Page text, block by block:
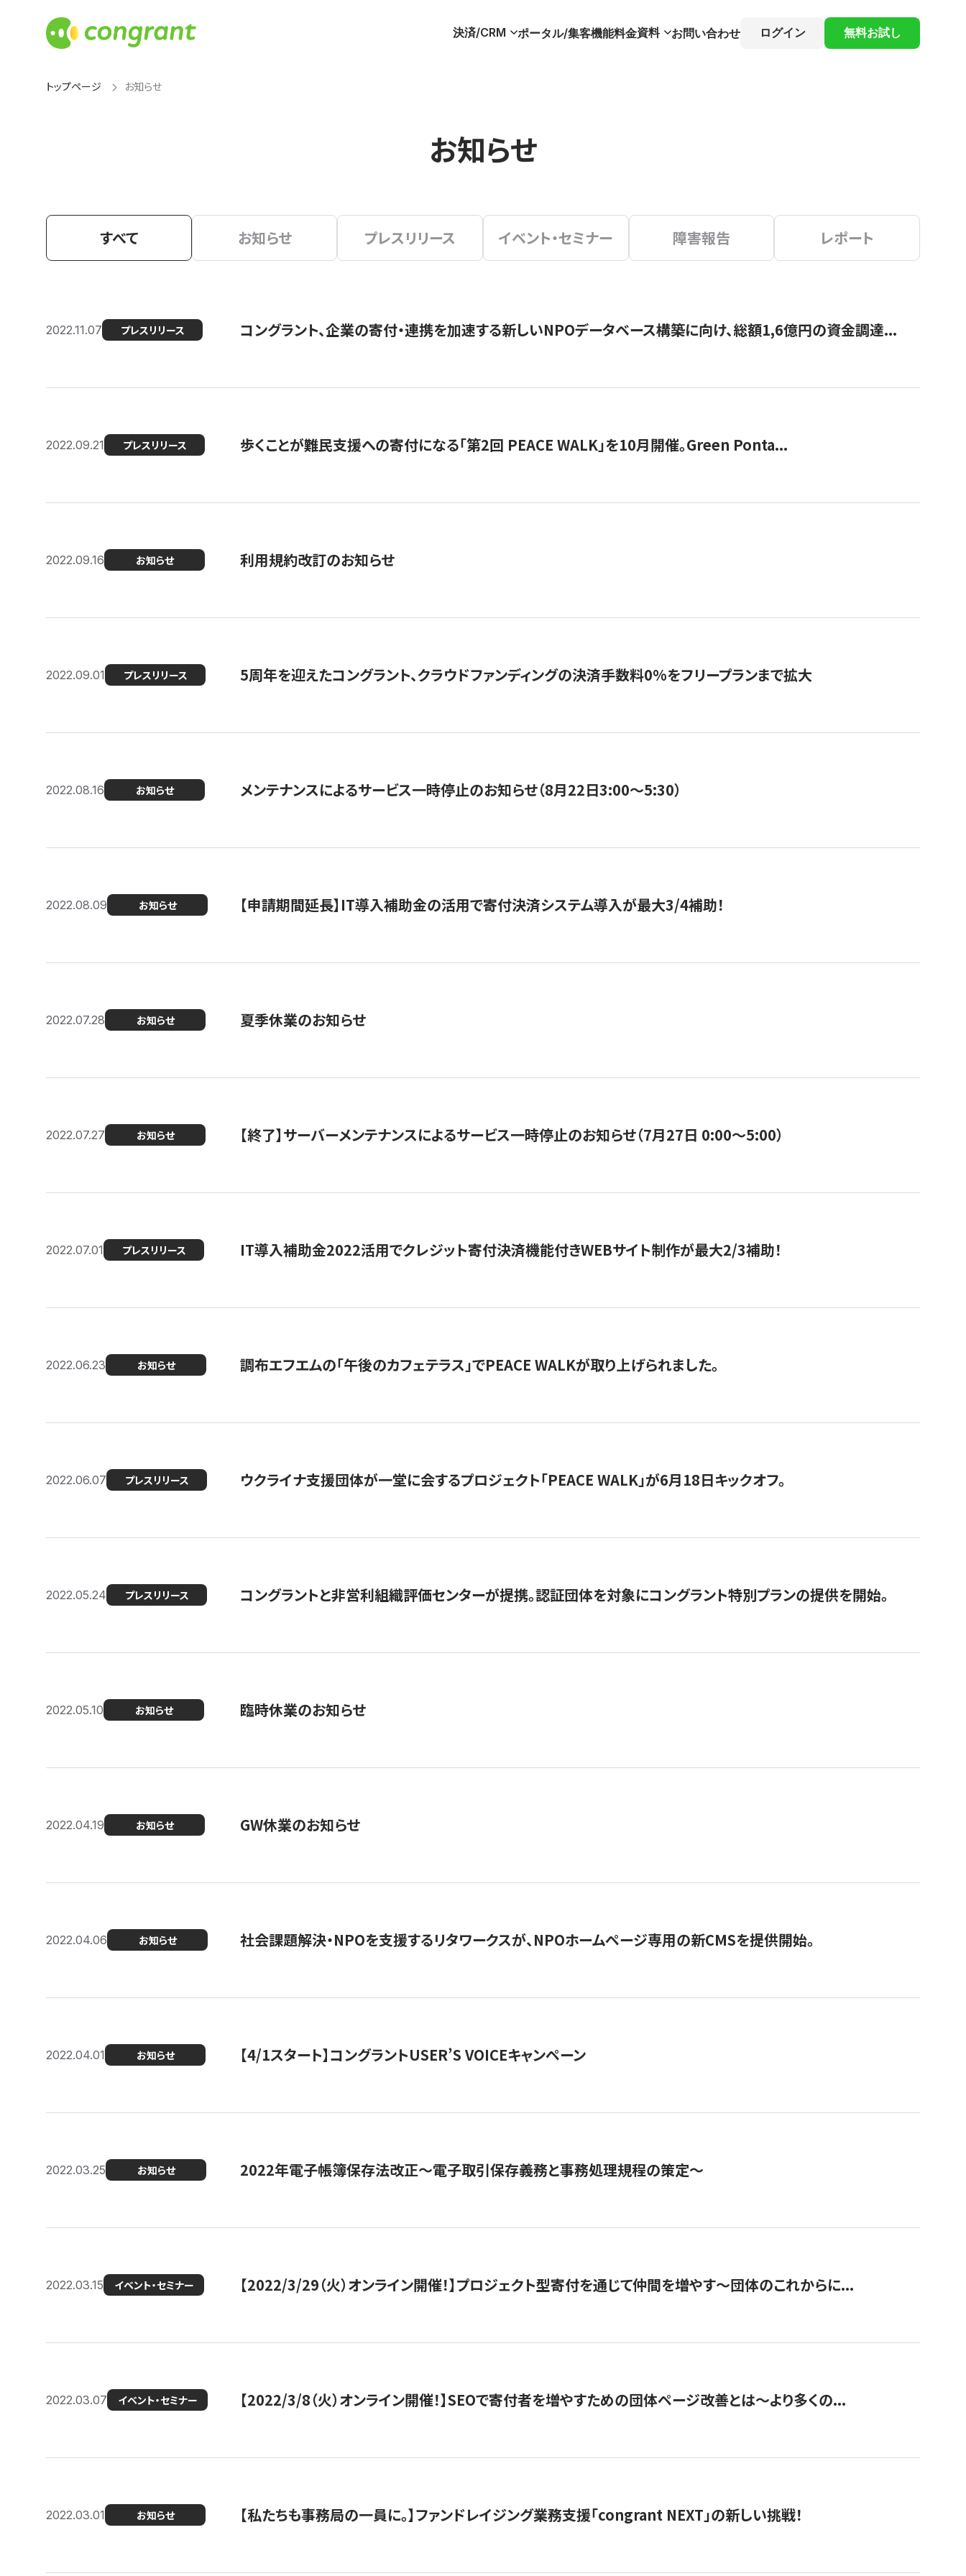
決済/CRM ポータル/集客機能料金資料 お問い合わせ ログイン 無料お試し
トップページ お知らせ
お知らせ
すべて お知らせ プレスリリース イベント・セミナー 障害報告 レポート
2022.11.07 プレスリリース コングラント、企業の寄付・連携を加速する新しいNPOデータベース構築に向け、総額1,6億円の資金調達...
2022.09.21 プレスリリース 歩くことが難民支援への寄付になる「第2回 PEACE WALK」を10月開催。Green Ponta...
2022.09.16 お知らせ 利用規約改訂のお知らせ
2022.09.01 プレスリリース 5周年を迎えたコングラント、クラウドファンディングの決済手数料0%をフリープランまで拡大
2022.08.16 お知らせ メンテナンスによるサービス一時停止のお知らせ（8月22日3:00〜5:30）
2022.08.09 お知らせ 【申請期間延長】IT導入補助金の活用で寄付決済システム導入が最大3/4補助！
2022.07.28 お知らせ 夏季休業のお知らせ
2022.07.27 お知らせ 【終了】サーバーメンテナンスによるサービス一時停止のお知らせ（7月27日 0:00〜5:00）
2022.07.01 プレスリリース IT導入補助金2022活用でクレジット寄付決済機能付きWEBサイト制作が最大2/3補助！
2022.06.23 お知らせ 調布エフエムの「午後のカフェテラス」でPEACE WALKが取り上げられました。
2022.06.07 プレスリリース ウクライナ支援団体が一堂に会するプロジェクト「PEACE WALK」が6月18日キックオフ。
2022.05.24 プレスリリース コングラントと非営利組織評価センターが提携。認証団体を対象にコングラント特別プランの提供を開始。
2022.05.10 お知らせ 臨時休業のお知らせ
2022.04.19 お知らせ GW休業のお知らせ
2022.04.06 お知らせ 社会課題解決・NPOを支援するリタワークスが、NPOホームページ専用の新CMSを提供開始。
2022.04.01 お知らせ 【4/1スタート】コングラントUSER’S VOICEキャンペーン
2022.03.25 お知らせ 2022年電子帳簿保存法改正～電子取引保存義務と事務処理規程の策定～
2022.03.15 イベント・セミナー 【2022/3/29（火）オンライン開催！】プロジェクト型寄付を通じて仲間を増やす～団体のこれからに...
2022.03.07 イベント・セミナー 【2022/3/8（火）オンライン開催！】SEOで寄付者を増やすための団体ページ改善とは～より多くの...
2022.03.01 お知らせ 【私たちも事務局の一員に。】ファンドレイジング業務支援「congrant NEXT」の新しい挑戦！